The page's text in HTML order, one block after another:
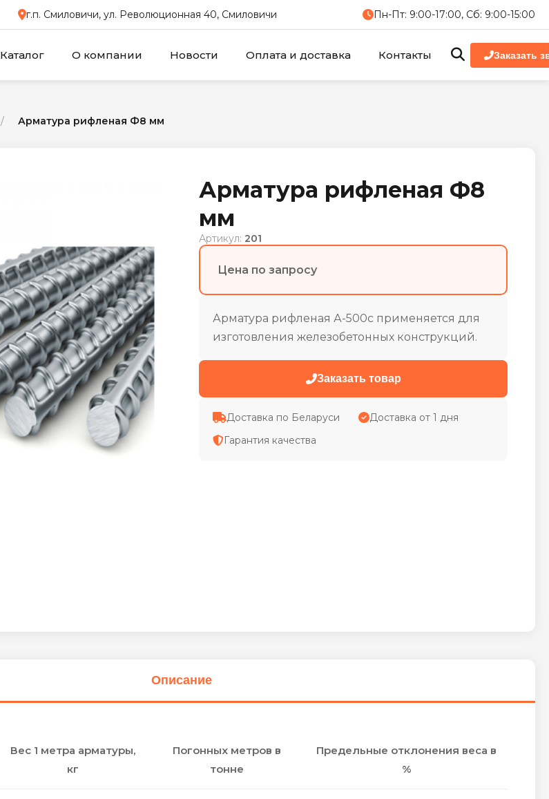
г.п. Смиловичи, ул. Революционная 40, Смиловичи Пн-Пт: 9:00-17:00, Сб: 9:00-15:00
Каталог О компании Новости Оплата и доставка Контакты Заказать
/ Арматура рифленая Ф8 мм
Арматура рифленая Ф8
мм
Артикул: 201
Цена по запросу
Арматура рифленая А-500с применяется для
изготовления железобетонных конструкций.
Заказать товар
Доставка по Беларуси
Доставка от 1 дня
Гарантия качества
Описание
Вес 1 метра арматуры,
кг
Погонных метров в
тонне
Предельные отклонения веса в
%